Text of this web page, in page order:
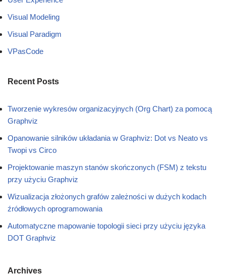
Visual Modeling
Visual Paradigm
VPasCode
Recent Posts
Tworzenie wykresów organizacyjnych (Org Chart) za pomocą
Graphviz
Opanowanie silników układania w Graphviz: Dot vs Neato vs
Twopi vs Circo
Projektowanie maszyn stanów skończonych (FSM) z tekstu
przy użyciu Graphviz
Wizualizacja złożonych grafów zależności w dużych kodach
źródłowych oprogramowania
Automatyczne mapowanie topologii sieci przy użyciu języka
DOT Graphviz
Archives